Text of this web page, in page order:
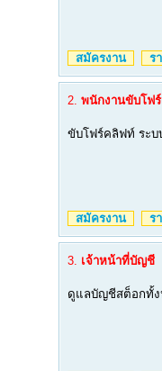
สมัครงาน ร
2. พนักงานขับโฟ
ขับโฟร์คลิฟท์ ระบ
สมัครงาน ร
3. เจ้าหน้าที่บัญชี
ดูแลบัญชีสต็อกทั้